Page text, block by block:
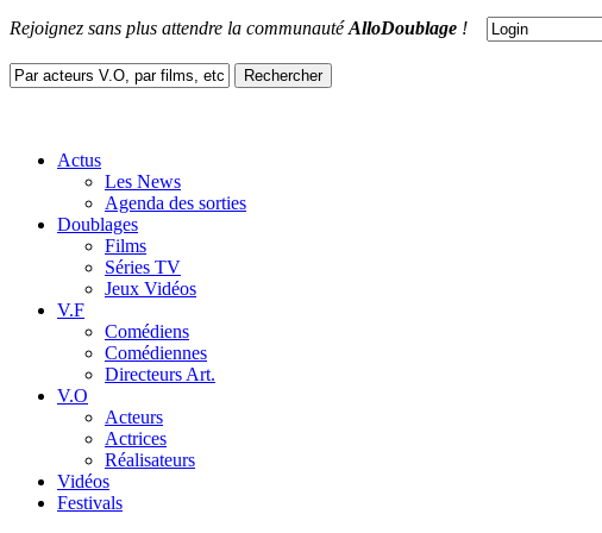
Rejoignez sans plus attendre la communautéAlloDoublage !
Actus
Les News
Agenda des sorties
Doublages
Films
Séries TV
Jeux Vidéos
V.F
Comédiens
Comédiennes
Directeurs Art.
V.O
Acteurs
Actrices
Réalisateurs
Vidéos
Festivals